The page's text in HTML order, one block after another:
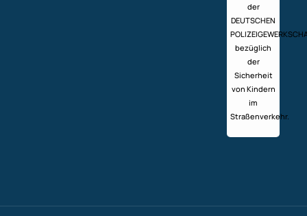
der
DEUTSCHEN
bezüglich
der
Sicherheit
von Kindern
im
Straßenverkehr.